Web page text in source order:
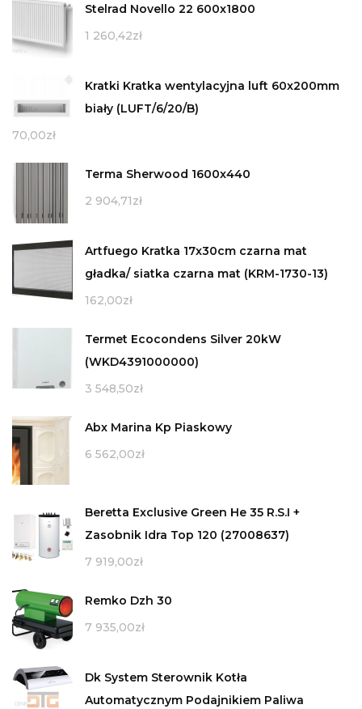
Stelrad Novello 22 600x1800
1 260,42zł
Kratki Kratka wentylacyjna luft 60x200mm
biały (LUFT/6/20/B)
70,00zł
Terma Sherwood 1600x440
2 904,71zł
Artfuego Kratka 17x30cm czarna mat
gładka/ siatka czarna mat (KRM-1730-13)
162,00zł
Termet Ecocondens Silver 20kW
(WKD4391000000)
3 548,50zł
Abx Marina Kp Piaskowy
6 562,00zł
Beretta Exclusive Green He 35 R.S.I +
Zasobnik Idra Top 120 (27008637)
7 919,00zł
Remko Dzh 30
7 935,00zł
Dk System Sterownik Kotła
Automatycznym Podajnikiem Paliwa